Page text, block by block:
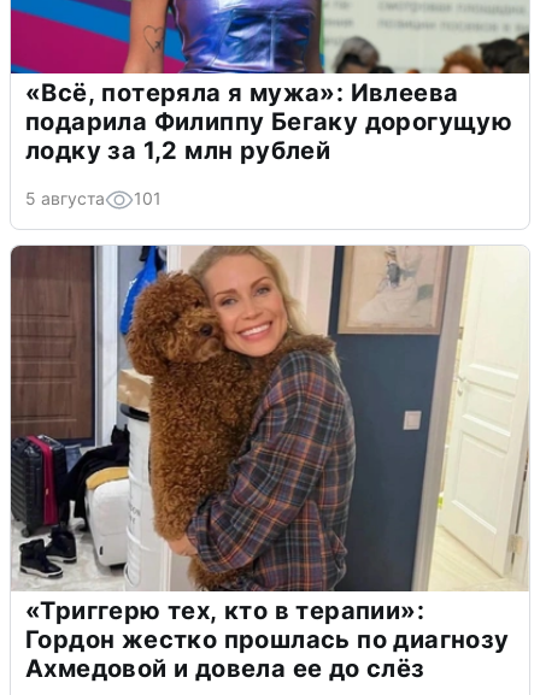
«Всё, потеряла я мужа»: Ивлеева
подарила Филиппу Бегаку дорогущую
лодку за 1,2 млн рублей
5 августа 101
«Триггерю тех, кто в терапии»:
Гордон жестко прошлась по диагнозу
Ахмедовой и довела ее до слёз